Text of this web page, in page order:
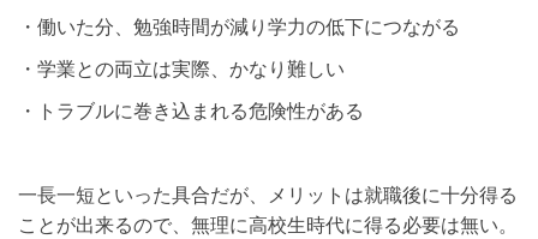
・働いた分、勉強時間が減り学力の低下につながる
・学業との両立は実際、かなり難しい
・トラブルに巻き込まれる危険性がある
一長一短といった具合だが、メリットは就職後に十分得る
ことが出来るので、無理に高校生時代に得る必要は無い。